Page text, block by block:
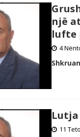
një
lufte
4
Lutja
11